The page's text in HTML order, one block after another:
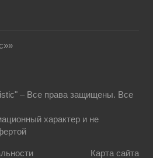
– Все права защищены. Все
характер и не
Карта сайта